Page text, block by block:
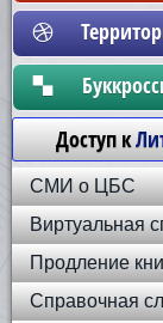
Доступ к
СМИ о ЦБС
Виртуальная
Продление
Справочная